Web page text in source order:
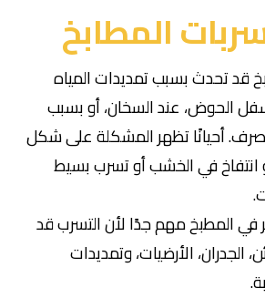
المطابخ
قد تحدث بسبب تمديدات المياه
الحوض، عند السخان، أو بسبب
أحيانًا تظهر المشكلة على شكل
انتفاخ في الخشب أو تسرب بسيط
في المطبخ مهم جدًا لأن التسرب قد
الجدران، الأرضيات، وتمديدات